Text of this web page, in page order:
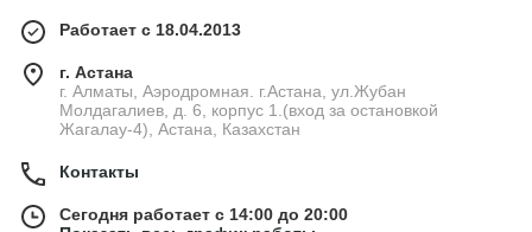
Работает с 18.04.2013
г. Астана
г. Алматы, Аэродромная. г.Астана, ул.Жубан
Молдагалиев, д. 6, корпус 1.(вход за остановкой
Жагалау-4), Астана, Казахстан
Контакты
Сегодня работает с 14:00 до 20:00